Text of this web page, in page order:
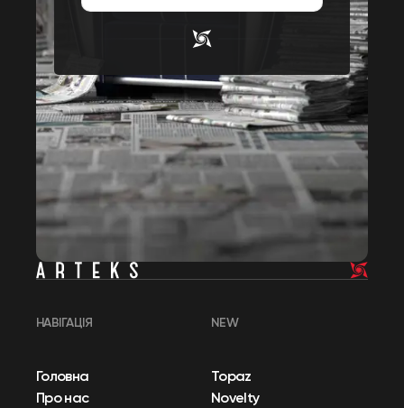
НАВІГАЦІЯ
Головна
Про нас
NEW
Topaz
Novelty